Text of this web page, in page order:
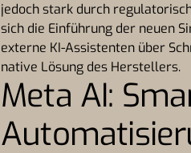
jedoch stark durch
sich die Einführung der neuen
externe KI-Assistenten über
native Lösung des Herstellers.
Meta AI: